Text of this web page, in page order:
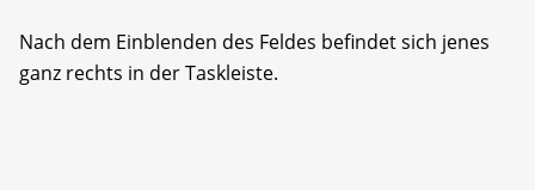
Nach dem Einblenden des Feldes befindet sich jenes
ganz rechts in der Taskleiste.